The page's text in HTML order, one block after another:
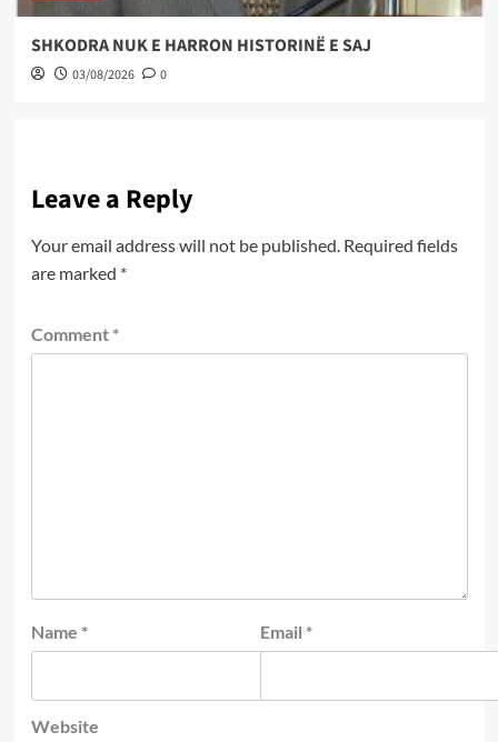
SHKODRA NUK E HARRON HISTORINË E SAJ
03/08/2026 0
Leave a Reply
Your email address will not be published. Required fields
are marked *
Comment *
Name * Email *
Website